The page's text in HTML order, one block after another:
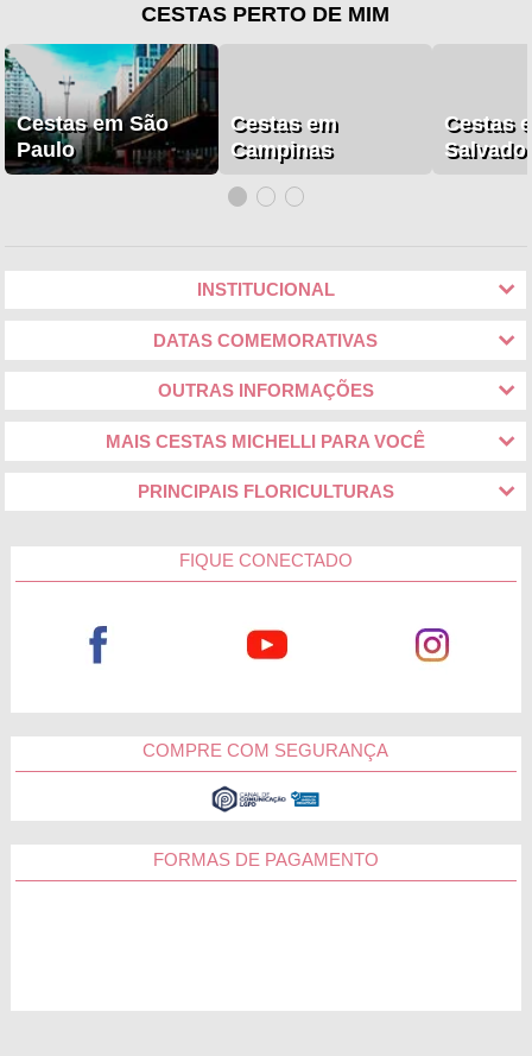
CESTAS PERTO DE MIM
Cestas em São
Paulo
Cestas em
Campinas
Cestas
INSTITUCIONAL
DATAS COMEMORATIVAS
OUTRAS INFORMAÇÕES
MAIS CESTAS MICHELLI PARA VOCÊ
PRINCIPAIS FLORICULTURAS
FIQUE CONECTADO
COMPRE COM SEGURANÇA
FORMAS DE PAGAMENTO